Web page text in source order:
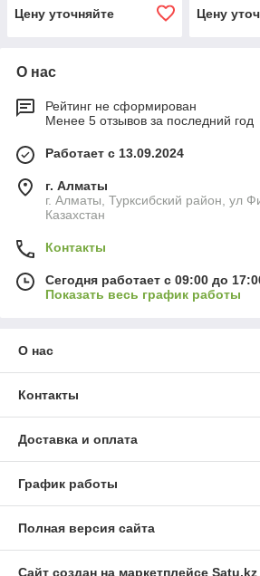
Цену уточняйте Цену
О нас
Рейтинг не сформирован
Менее 5 отзывов за последний год
Работает с 13.09.2024
г. Алматы
г. Алматы, Турксибский район, ул
Казахстан
Контакты
Сегодня работает с 09:00 до
Показать весь график работы
О нас
Контакты
Доставка и оплата
График работы
Полная версия сайта
Сайт создан на маркетплейсе Satu.kz